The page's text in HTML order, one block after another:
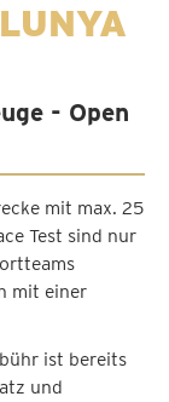
- Open
mit max. 25
Test sind nur
mit einer
ist bereits
und